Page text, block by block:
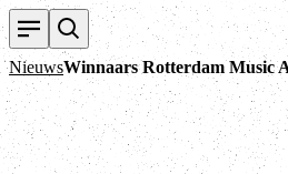
NieuwsWinnaars Rotterdam Music